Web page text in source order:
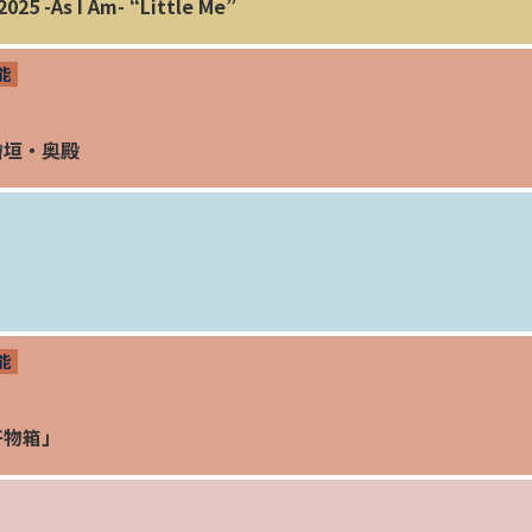
-As I Am- “Little Me”
・奥殿
箱」